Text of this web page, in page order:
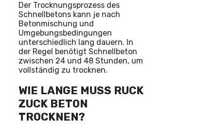
Der Trocknungsprozess des
Schnellbetons kann je nach
Betonmischung und
Umgebungsbedingungen
unterschiedlich lang dauern. In
der Regel benötigt Schnellbeton
zwischen 24 und 48 Stunden, um
vollständig zu trocknen.
WIE LANGE MUSS RUCK
ZUCK BETON
TROCKNEN?